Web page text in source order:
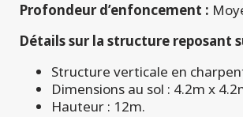
Profondeur d’enfoncement :
Détails sur la structure reposant
Structure verticale en
Dimensions au sol : 4.2m x
Hauteur : 12m.